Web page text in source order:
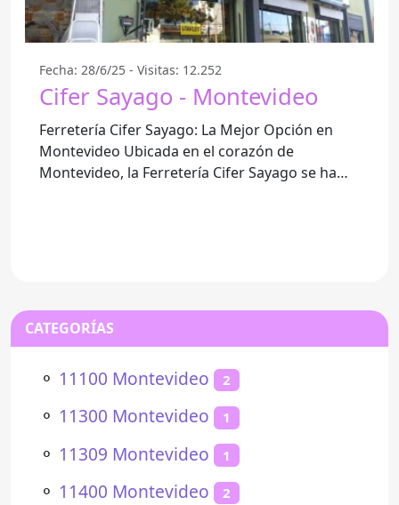
Fecha: 28/6/25 - Visitas: 12.252
Cifer Sayago - Montevideo
Ferretería Cifer Sayago: La Mejor Opción en
Montevideo Ubicada en el corazón de
Montevideo, la Ferretería Cifer Sayago se ha
CATEGORÍAS
⚬ 11100 Montevideo 2
⚬ 11300 Montevideo 1
⚬ 11309 Montevideo 1
⚬ 11400 Montevideo 2